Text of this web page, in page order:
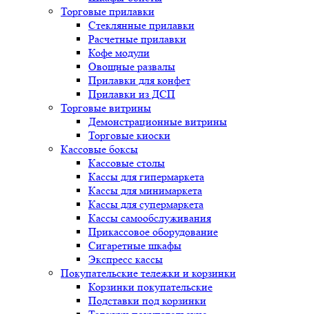
Торговые прилавки
Стеклянные прилавки
Расчетные прилавки
Кофе модули
Овощные развалы
Прилавки для конфет
Прилавки из ДСП
Торговые витрины
Демонстрационные витрины
Торговые киоски
Кассовые боксы
Кассовые столы
Кассы для гипермаркета
Кассы для минимаркета
Кассы для супермаркета
Кассы самообслуживания
Прикассовое оборудование
Сигаретные шкафы
Экспресс кассы
Покупательские тележки и корзинки
Корзинки покупательские
Подставки под корзинки